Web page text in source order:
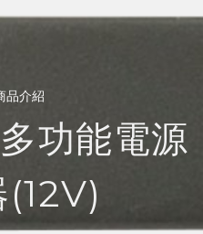
品介紹
功能電源